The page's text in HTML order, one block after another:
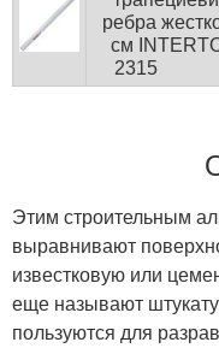
ребра
см
2315
Этим строительным
выравнивают
известковую или
еще называют
пользуются для